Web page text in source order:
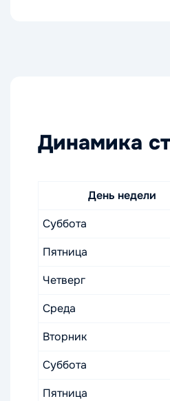
Динамика
День недели
Суббота
Пятница
Четверг
Среда
Вторник
Суббота
Пятница